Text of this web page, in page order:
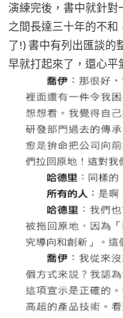
演練完後，書中就針對
之間長達三十年的不
了!) 書中有列出匯談的
早就打起來了，還心